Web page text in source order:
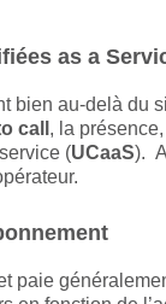
as a
bien au-delà du
call , la
(UCaaS).
paie